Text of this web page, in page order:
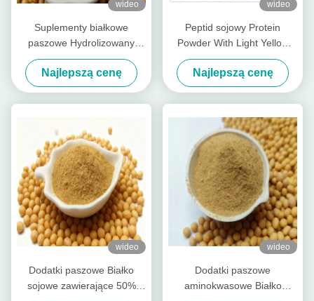
wideo
Suplementy białkowe
paszowe Hydrolizowany
proszek białkowy peptydu
sojowego z surowym
białkiem 50% Fabryka
zapachów sojowych
Najlepszą cenę
wideo
Peptid sojowy Protein
Powder With Light Yellow
Powder Pepsina Trawialność
ponad 90%
Najlepszą cenę
wideo
Dodatki paszowe Białko
sojowe zawierające 50%
wideo
Dodatki paszowe
aminokwasowe Białko